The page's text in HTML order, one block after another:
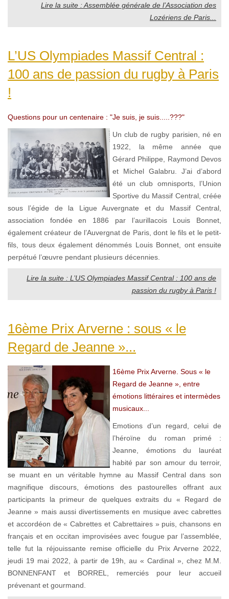
Lire la suite : Assemblée générale de l’Association des
Lozériens de Paris...
L’US Olympiades Massif Central :
100 ans de passion du rugby à Paris
!
Questions pour un centenaire : "Je suis, je suis.....???"
Un club de rugby parisien, né en
1922, la même année que
Gérard Philippe, Raymond Devos
et Michel Galabru. J’ai d’abord
été un club omnisports, l’Union
Sportive du Massif Central, créée
sous l’égide de la Ligue Auvergnate et du Massif Central,
association fondée en 1886 par l’aurillacois Louis Bonnet,
également créateur de l’Auvergnat de Paris, dont le fils et le petit-
fils, tous deux également dénommés Louis Bonnet, ont ensuite
perpétué l’œuvre pendant plusieurs décennies.
Lire la suite : L’US Olympiades Massif Central : 100 ans de
passion du rugby à Paris !
16ème Prix Arverne : sous « le
Regard de Jeanne »...
16ème Prix Arverne. Sous « le
Regard de Jeanne », entre
émotions littéraires et intermèdes
musicaux...
Emotions d’un regard, celui de
l’héroïne du roman primé :
Jeanne, émotions du lauréat
habité par son amour du terroir,
se muant en un véritable hymne au Massif Central dans son
magnifique discours, émotions des pastourelles offrant aux
participants la primeur de quelques extraits du « Regard de
Jeanne » mais aussi divertissements en musique avec cabrettes
et accordéon de « Cabrettes et Cabrettaires » puis, chansons en
français et en occitan improvisées avec fougue par l’assemblée,
telle fut la réjouissante remise officielle du Prix Arverne 2022,
jeudi 19 mai 2022, à partir de 19h, au « Cardinal », chez M.M.
BONNENFANT et BORREL, remerciés pour leur accueil
prévenant et gourmand.